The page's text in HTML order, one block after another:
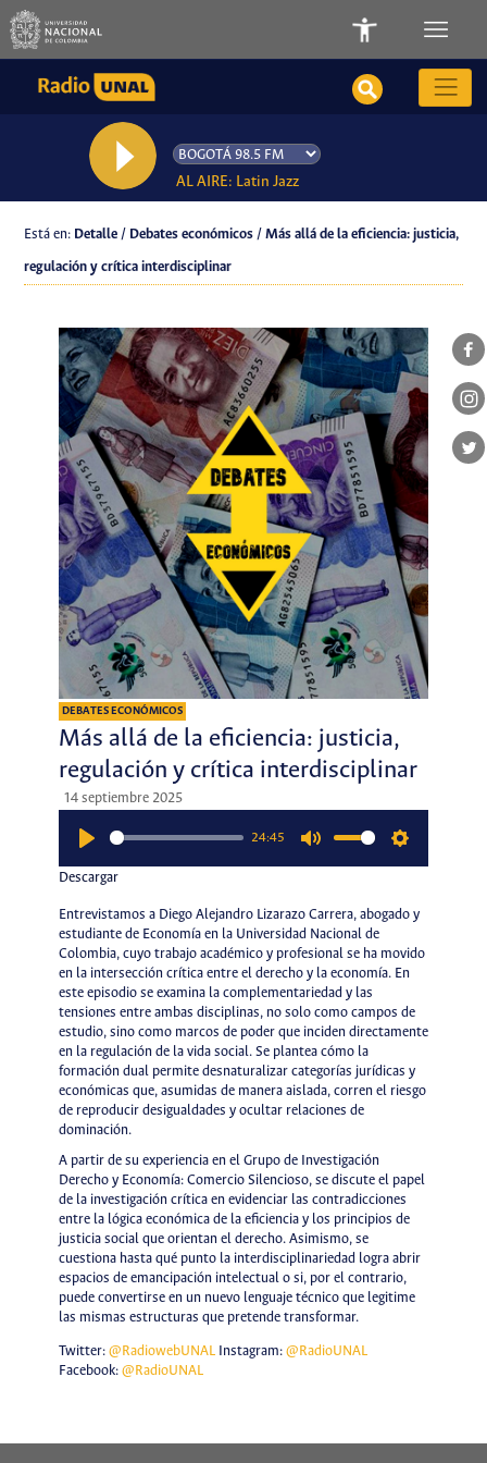
AL AIRE: Latin Jazz
Está en: Detalle / Debates económicos / Más allá de la eficiencia: justicia,
regulación y crítica interdisciplinar
DEBATES ECONÓMICOS
Más allá de la eficiencia: justicia,
regulación y crítica interdisciplinar
14 septiembre 2025
24:45
Descargar
Entrevistamos a Diego Alejandro Lizarazo Carrera, abogado y
estudiante de Economía en la Universidad Nacional de
Colombia, cuyo trabajo académico y profesional se ha movido
en la intersección crítica entre el derecho y la economía. En
este episodio se examina la complementariedad y las
tensiones entre ambas disciplinas, no solo como campos de
estudio, sino como marcos de poder que inciden directamente
en la regulación de la vida social. Se plantea cómo la
formación dual permite desnaturalizar categorías jurídicas y
económicas que, asumidas de manera aislada, corren el riesgo
de reproducir desigualdades y ocultar relaciones de
dominación.
A partir de su experiencia en el Grupo de Investigación
Derecho y Economía: Comercio Silencioso, se discute el papel
de la investigación crítica en evidenciar las contradicciones
entre la lógica económica de la eficiencia y los principios de
justicia social que orientan el derecho. Asimismo, se
cuestiona hasta qué punto la interdisciplinariedad logra abrir
espacios de emancipación intelectual o si, por el contrario,
puede convertirse en un nuevo lenguaje técnico que legitime
las mismas estructuras que pretende transformar.
Twitter: @RadiowebUNALInstagram: @RadioUNAL
Facebook: @RadioUNAL